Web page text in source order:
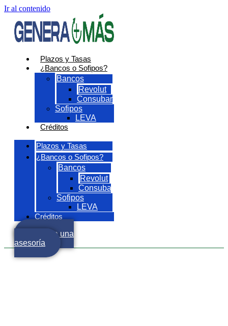
Ir al contenido
Plazos y Tasas
¿Bancos o Sofipos?
Bancos
Revolut
Consubanco
Sofipos
LEVA
Créditos
Plazos y Tasas
¿Bancos o Sofipos?
Bancos
Revolut
Consubanco
Sofipos
LEVA
Créditos
Agenda una
asesoría